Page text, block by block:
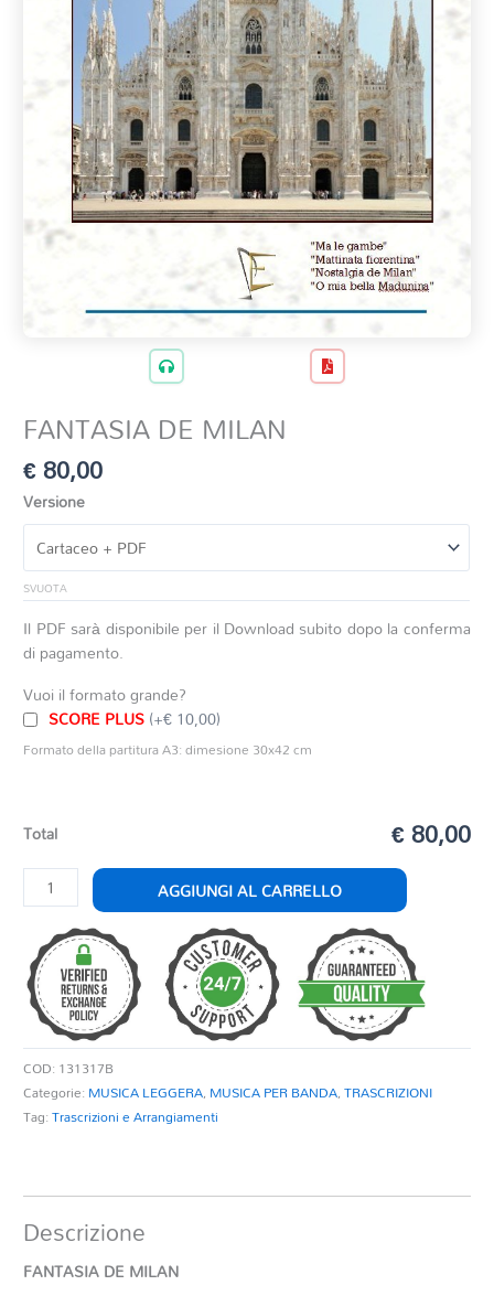
FANTASIA DE MILAN
€80,00
Versione
SVUOTA
Il PDF sarà disponibile per il Download subito dopo la conferma
di pagamento.
Vuoi il formato grande?
SCORE PLUS(+€ 10,00)
Formato della partitura A3: dimesione 30x42 cm
Total € 80,00
FANTASIA
DE
MILAN
quantità
AGGIUNGI AL CARRELLO
COD: 131317B
Categorie: MUSICA LEGGERA, MUSICA PER BANDA,TRASCRIZIONI
Tag:Trascrizioni e Arrangiamenti
Descrizione
FANTASIA DE MILAN